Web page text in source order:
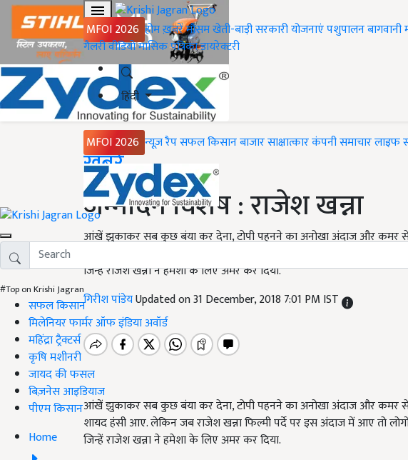
MFOI 2026 होमख़बरेंमौसमखेती-बाड़ीसरकारी योजनाएंपशुपालनबागवानी
गैलरीवीडियोमासिक पत्रिकाडायरेक्टरी
हिंदी
MFOI 2026 न्यूज़ रैपसफल किसानबाजारसाक्षात्कारकंपनी समाचारलाइफ
#Top on Krishi Jagran
सफल किसान
मिलेनियर फार्मर ऑफ इंडिया अवॉर्ड
महिंद्रा ट्रैक्टर्स
कृषि मशीनरी
जायद की फसल
बिज़नेस आइडियाज
पीएम किसान
Home
Home
ख़बरें
जन्मदिन विशेष : राजेश खन्ना
आंखें झुकाकर सब कुछ बंया कर देना, टोपी पहनने का अनोखा अंदाज और कमर
जिन्हें राजेश खन्ना ने हमेशा के लिए अमर कर दिया.
गिरीश पांडेयUpdated on 31 December, 2018 7:01 PM IST
आंखें झुकाकर सब कुछ बंया कर देना, टोपी पहनने का अनोखा अंदाज और कमर
शायद हंसी आए. लेकिन जब राजेश खन्ना फिल्मी पर्दे पर इस अंदाज में आए तो
जिन्हें राजेश खन्ना ने हमेशा के लिए अमर कर दिया.